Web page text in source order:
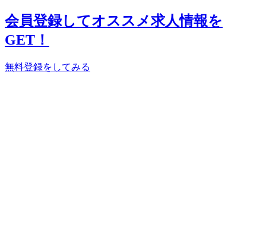
会員登録してオススメ求人情報を
GET！
無料登録をしてみる